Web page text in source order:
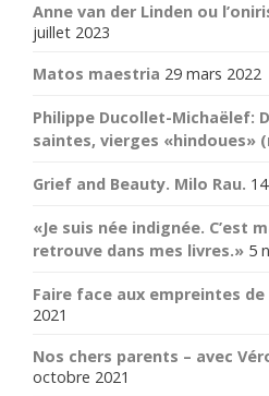
Anne van der Linden ou
juillet 2023
Matos maestria 29 mars 2022
Philippe Ducollet-Michaëlef:
saintes, vierges «hindoues»
Grief and Beauty. Milo Rau.
«Je suis née indignée. C’est
retrouve dans mes livres.» 5
Faire face aux empreintes de
2021
Nos chers parents – avec
octobre 2021